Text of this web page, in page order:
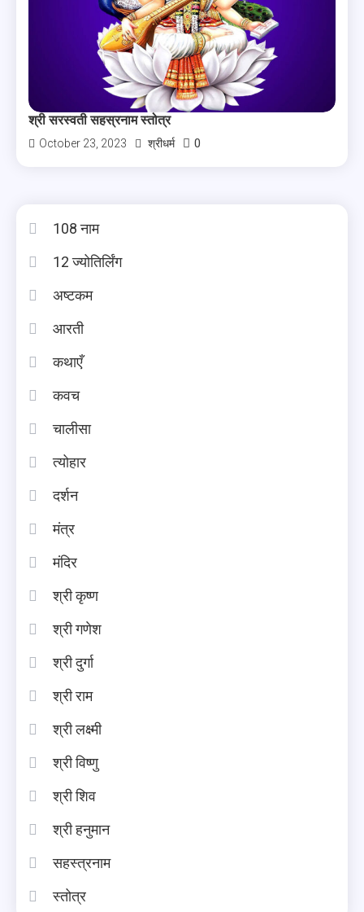
श्री सरस्वती सहस्रनाम स्तोत्र
October 23, 2023 श्रीधर्म 0
108 नाम
12 ज्योतिर्लिंग
अष्टकम
आरती
कथाएँ
कवच
चालीसा
त्योहार
दर्शन
मंत्र
मंदिर
श्री कृष्ण
श्री गणेश
श्री दुर्गा
श्री राम
श्री लक्ष्मी
श्री विष्णु
श्री शिव
श्री हनुमान
सहस्त्रनाम
स्तोत्र